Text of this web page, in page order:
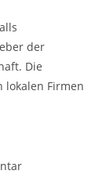
der
Die
lokalen Firmen